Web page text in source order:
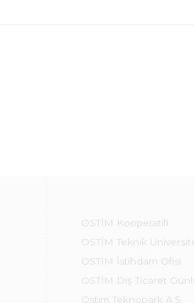
OSTİM Kooperatifi
OSTİM Teknik
OSTİM İstihdam Ofisi
OSTİM Dış Ticaret
Ostim Teknopark A.Ş.